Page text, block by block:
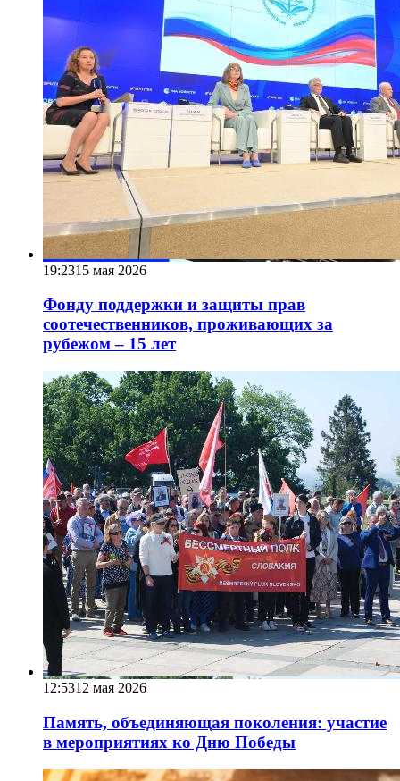
19:2315 мая 2026
Фонду поддержки и защиты прав
соотечественников, проживающих за
рубежом – 15 лет
12:5312 мая 2026
Память, объединяющая поколения: участие
в мероприятиях ко Дню Победы